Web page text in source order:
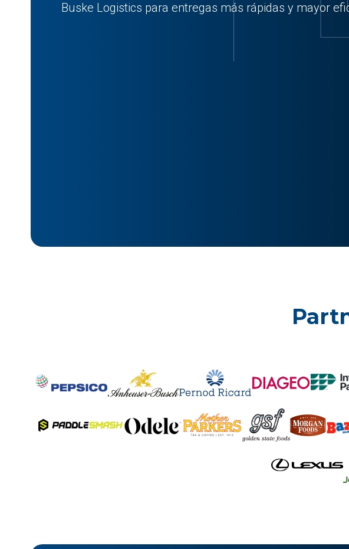
Buske Logistics para entregas más rápidas y mayor